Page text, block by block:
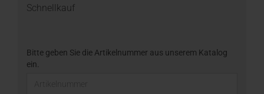
Schnellkauf
Bitte geben Sie die Artikelnummer aus unserem Katalog
ein.